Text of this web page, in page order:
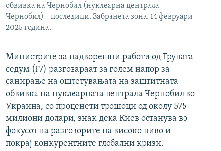
обвивка на Чернобил (нуклеарна централа
Чернобил) – последици. Забранета зона. 14 февруари
2025 година.
Министрите за надворешни работи од Групата
седум (Г7) разговараат за голем напор за
санирање на оштетувањата на заштитната
обвивка на нуклеарната централа Чернобил во
Украина, со проценети трошоци од околу 575
милиони долари, знак дека Киев останува во
фокусот на разговорите на високо ниво и
покрај конкурентните глобални кризи.